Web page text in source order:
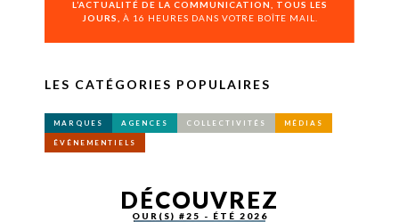
L’ACTUALITÉ DE LA COMMUNICATION, TOUS LES
JOURS,
À 16 HEURES DANS VOTRE BOÎTE MAIL.
LES CATÉGORIES POPULAIRES
MARQUES AGENCES COLLECTIVITÉS MÉDIAS
ÉVÉNEMENTIELS
DÉCOUVREZ
OUR(S) #25 - ÉTÉ 2026